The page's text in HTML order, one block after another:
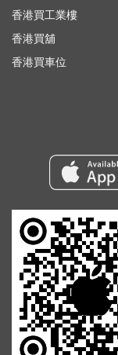
香港買工業樓
香港買舖
香港買車位